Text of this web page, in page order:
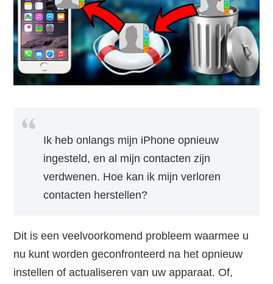
Ik heb onlangs mijn iPhone opnieuw
ingesteld, en al mijn contacten zijn
verdwenen. Hoe kan ik mijn verloren
contacten herstellen?
Dit is een veelvoorkomend probleem waarmee u
nu kunt worden geconfronteerd na het opnieuw
instellen of actualiseren van uw apparaat. Of,